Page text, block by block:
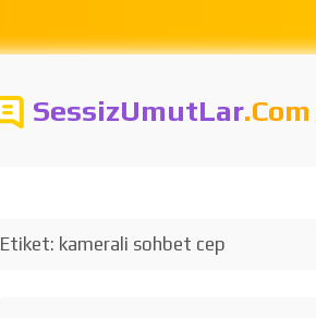
SessizUmutLar.Com
Etiket: kamerali sohbet cep